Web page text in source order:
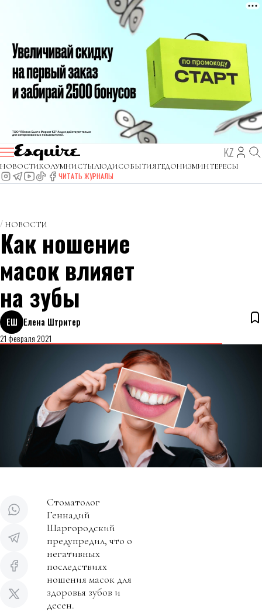
KZ
НОВОСТИКОЛУМНИСТЫЛЮДИСОБЫТИЯГЕДОНИЗМИНТЕРЕСЫ
ЧИТАТЬ ЖУРНАЛЫ
НОВОСТИ
Как ношение
масок влияет
на зубы
ЕШ Елена Штритер
21 февраля 2021
Стоматолог
Геннадий
Шаргородский
предупредил, что о
негативных
последствиях
ношения масок для
здоровья зубов и
десен.